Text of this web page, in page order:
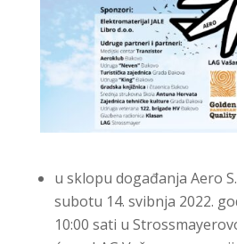
u sklopu događanja Aero
subotu 14. svibnja 2022.
10:00 sati u